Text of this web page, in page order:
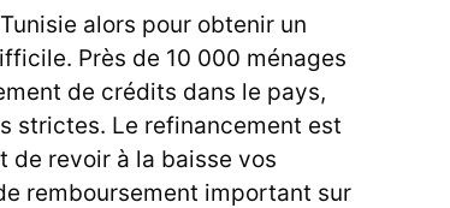
alors pour obtenir un
Près de 10 000 ménages
de crédits dans le pays,
strictes. Le refinancement est
de revoir à la baisse vos
remboursement important sur